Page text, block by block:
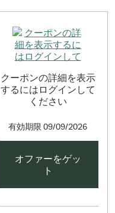
クーポンの詳細を表示
するにはログインして
ください
有効期限09/09/2026
オファーをゲッ
ト